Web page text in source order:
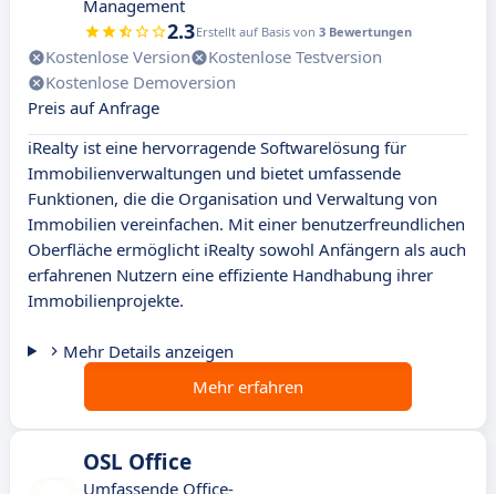
Management
2.3Erstellt auf Basis von 3 Bewertungen
Kostenlose Version
Kostenlose Testversion
Kostenlose Demoversion
Preis auf Anfrage
iRealty ist eine hervorragende Softwarelösung für
Immobilienverwaltungen und bietet umfassende
Funktionen, die die Organisation und Verwaltung von
Immobilien vereinfachen. Mit einer benutzerfreundlichen
Oberfläche ermöglicht iRealty sowohl Anfängern als auch
erfahrenen Nutzern eine effiziente Handhabung ihrer
Immobilienprojekte.
Mehr Details anzeigen
Mehr erfahren
OSL Office
Umfassende Office-